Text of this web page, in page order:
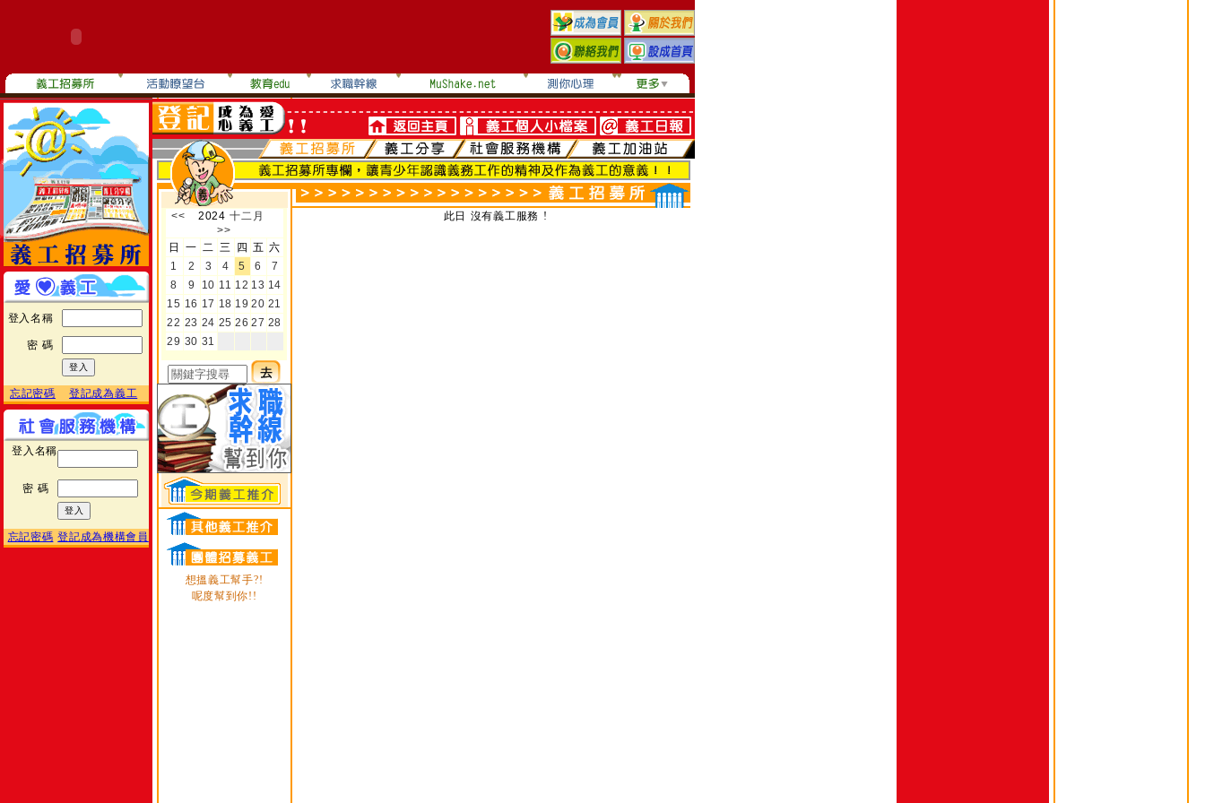
登入名稱
密 碼
忘記密碼 登記成為義工
登入名稱
密 碼
忘記密碼 登記成為機構會員
想搵義工幫手?!
呢度幫到你!!
此日 沒有義工服務 !